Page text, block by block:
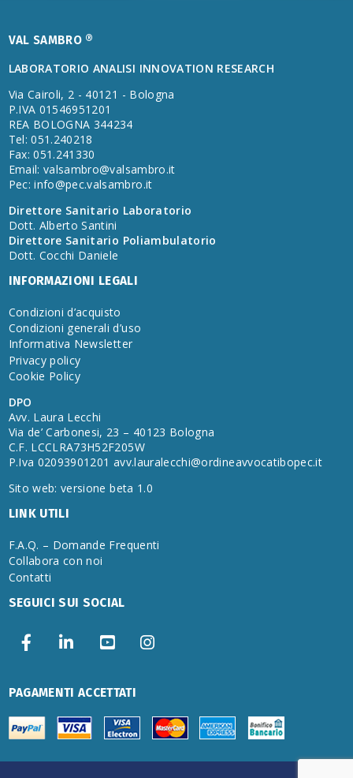
VAL SAMBRO ®
LABORATORIO ANALISI INNOVATION RESEARCH
Via Cairoli, 2 - 40121 - Bologna
P.IVA 01546951201
REA BOLOGNA 344234
Tel: 051.240218
Fax: 051.241330
Email: valsambro@valsambro.it
Pec:info@pec.valsambro.it
Direttore Sanitario Laboratorio
Dott. Alberto Santini
Direttore Sanitario Poliambulatorio
Dott. Cocchi Daniele
INFORMAZIONI LEGALI
Condizioni d’acquisto
Condizioni generali d’uso
Informativa Newsletter
Privacy policy
Cookie Policy
DPO
Avv. Laura Lecchi
Via de’ Carbonesi, 23 – 40123 Bologna
C.F. LCCLRA73H52F205W
P.Iva 02093901201 avv.lauralecchi@ordineavvocatibopec.it
Sito web: versione beta 1.0
LINK UTILI
F.A.Q. – Domande Frequenti
Collabora con noi
Contatti
SEGUICI SUI SOCIAL
PAGAMENTI ACCETTATI